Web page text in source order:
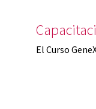
El Curso